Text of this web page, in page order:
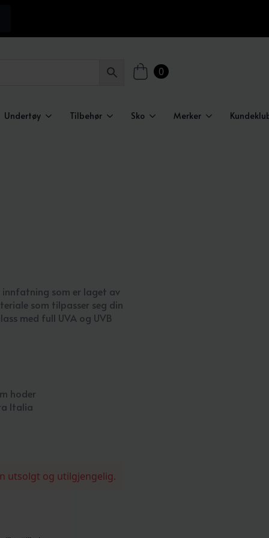
0
Undertøy Tilbehør Sko Merker
som er laget av
som tilpasser seg din
med full UVA og UVB
hoder
Italia
utsolgt og utilgjengelig.